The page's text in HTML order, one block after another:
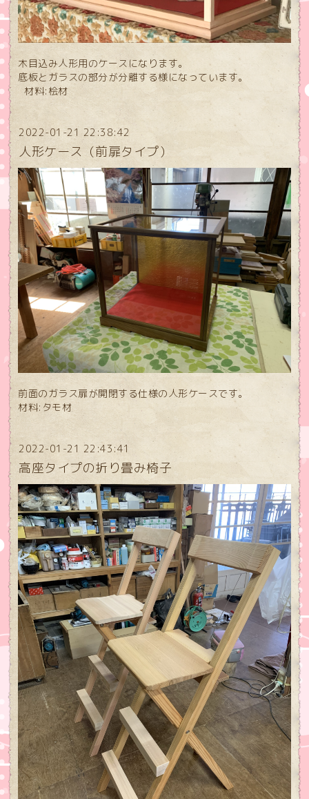
木目込み人形用のケースになります。
底板とガラスの部分が分離する様になっています。
材料:桧材
2022-01-21 22:38:42
人形ケース（前扉タイプ）
前面のガラス扉が開閉する仕様の人形ケースです。
材料:タモ材
2022-01-21 22:43:41
高座タイプの折り畳み椅子